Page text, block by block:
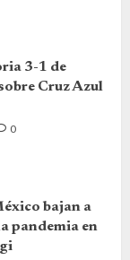
3-1 de
Cruz Azul
0
bajan a
pandemia en